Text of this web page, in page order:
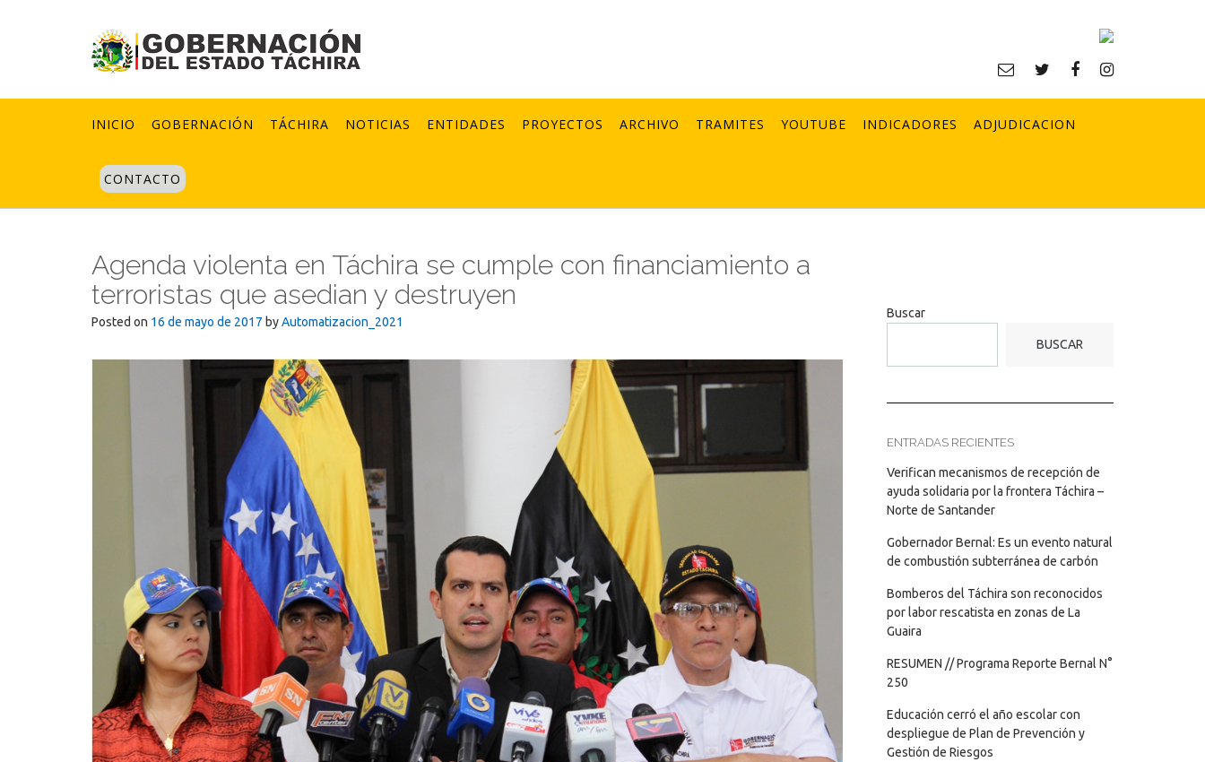
INICIO GOBERNACIÓN TÁCHIRA NOTICIAS ENTIDADES PROYECTOS ARCHIVO TRAMITES YOUTUBE INDICADORES ADJUDICACION
CONTACTO
Agenda violenta en Táchira se cumple con financiamiento a
terroristas que asedian y destruyen
Posted on 16 de mayo de 2017 byAutomatizacion_2021
Buscar
BUSCAR
ENTRADAS RECIENTES
Verifican mecanismos de recepción de
ayuda solidaria por la frontera Táchira –
Norte de Santander
Gobernador Bernal: Es un evento natural
de combustión subterránea de carbón
Bomberos del Táchira son reconocidos
por labor rescatista en zonas de La
Guaira
RESUMEN // Programa Reporte Bernal N°
250
Educación cerró el año escolar con
despliegue de Plan de Prevención y
Gestión de Riesgos